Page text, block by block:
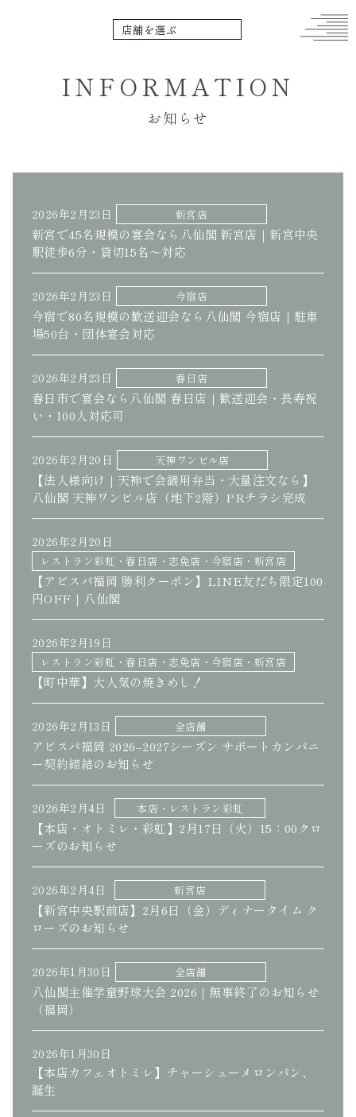
INFORMATION
お知らせ
2026年2月23日 新宮店
新宮で45名規模の宴会なら八仙閣 新宮店｜新宮中央
駅徒歩6分・貸切15名〜対応
2026年2月23日 今宿店
今宿で80名規模の歓送迎会なら八仙閣 今宿店｜駐車
場50台・団体宴会対応
2026年2月23日 春日店
春日市で宴会なら八仙閣 春日店｜歓送迎会・長寿祝
い・100人対応可
2026年2月20日 天神ワンビル店
【法人様向け｜天神で会議用弁当・大量注文なら】
八仙閣 天神ワンビル店（地下2階）PRチラシ完成
2026年2月20日
レストラン彩虹・春日店・志免店・今宿店・新宮店
【アビスパ福岡 勝利クーポン】LINE友だち限定100
円OFF｜八仙閣
2026年2月19日
レストラン彩虹・春日店・志免店・今宿店・新宮店
【町中華】大人気の焼きめし！
2026年2月13日 全店舗
アビスパ福岡 2026–2027シーズン サポートカンパニ
ー契約締結のお知らせ
2026年2月4日 本店・レストラン彩虹
【本店・オトミレ・彩虹】2月17日（火）15：00クロ
ーズのお知らせ
2026年2月4日 新宮店
【新宮中央駅前店】2月6日（金）ディナータイム ク
ローズのお知らせ
2026年1月30日 全店舗
八仙閣主催学童野球大会 2026｜無事終了のお知らせ
（福岡）
2026年1月30日
【本店カフェオトミレ】チャーシューメロンパン、
誕生